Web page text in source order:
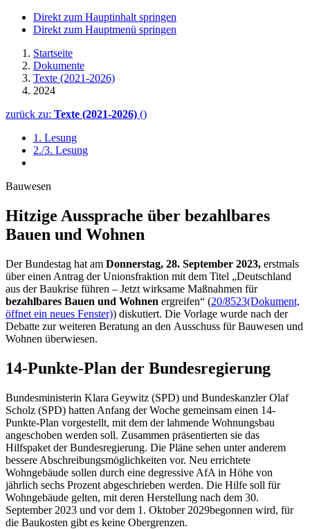
Direkt zum Hauptinhalt springen
Direkt zum Hauptmenü springen
Startseite
Dokumente
Texte (2021-2026)
2024
zurück zu: Texte (2021-2026) ()
1. Lesung
2./3. Lesung
Bauwesen
Hitzige Aussprache über bezahl­bares
Bauen und Wohnen
Der Bundestag hat am Donnerstag, 28. September 2023, erstmals
über einen Antrag der Unionsfraktion mit dem Titel „Deutschland
aus der Baukrise führen – Jetzt wirksame Maßnahmen für
bezahlbares Bauen und Wohnen ergreifen“ (20/8523(Dokument,
öffnet ein neues Fenster)) diskutiert. Die Vorlage wurde nach der
Debatte zur weiteren Beratung an den Ausschuss für Bauwesen und
Wohnen überwiesen.
14-Punkte-Plan der Bundesregierung
Bundesministerin Klara Geywitz (SPD) und Bundeskanzler Olaf
Scholz (SPD) hatten Anfang der Woche gemeinsam einen 14-
Punkte-Plan vorgestellt, mit dem der lahmende Wohnungsbau
angeschoben werden soll. Zusammen präsentierten sie das
Hilfspaket der Bundesregierung. Die Pläne sehen unter anderem
bessere Abschreibungsmöglichkeiten vor. Neu errichtete
Wohngebäude sollen durch eine degressive AfA in Höhe von
jährlich sechs Prozent abgeschrieben werden. Die Hilfe soll für
Wohngebäude gelten, mit deren Herstellung nach dem 30.
September 2023 und vor dem 1. Oktober 2029begonnen wird, für
die Baukosten gibt es keine Obergrenzen.